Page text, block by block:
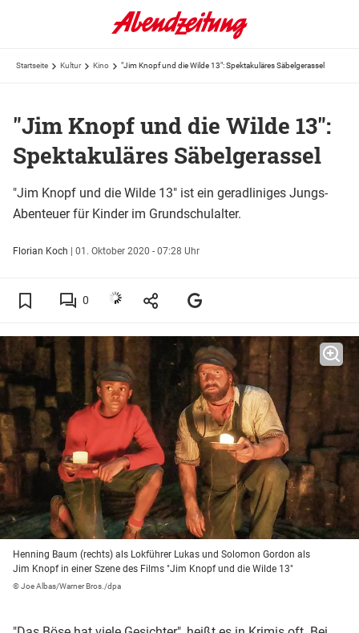
Startseite Kultur Kino "Jim Knopf und die Wilde 13": Spektakuläres Säbelgerassel
"Jim Knopf und die Wilde 13":
Spektakuläres Säbelgerassel
"Jim Knopf und die Wilde 13" ist ein geradliniges Jungs-
Abenteuer für Kinder im Grundschulalter.
Florian Koch | 01. Oktober 2020 - 07:28 Uhr
0
Henning Baum (rechts) als Lokführer Lukas und Solomon Gordon als
Jim Knopf in einer Szene des Films "Jim Knopf und die Wilde 13"
© Joe Albas/Warner Bros./dpa